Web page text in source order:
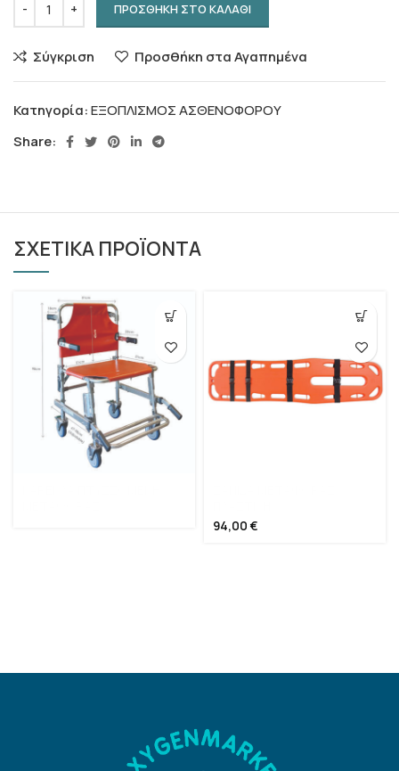
ΠΡΟΣΘΗΚΗ ΣΤΟ ΚΑΛΑΘΙ
Σύγκριση Προσθήκη στα Αγαπημένα
Κατηγορία:ΕΞΟΠΛΙΣΜΟΣ ΑΣΘΕΝΟΦΟΡΟΥ
Share:
ΣΧΕΤΙΚΑ ΠΡΟΪΟΝΤΑ
94,00 €